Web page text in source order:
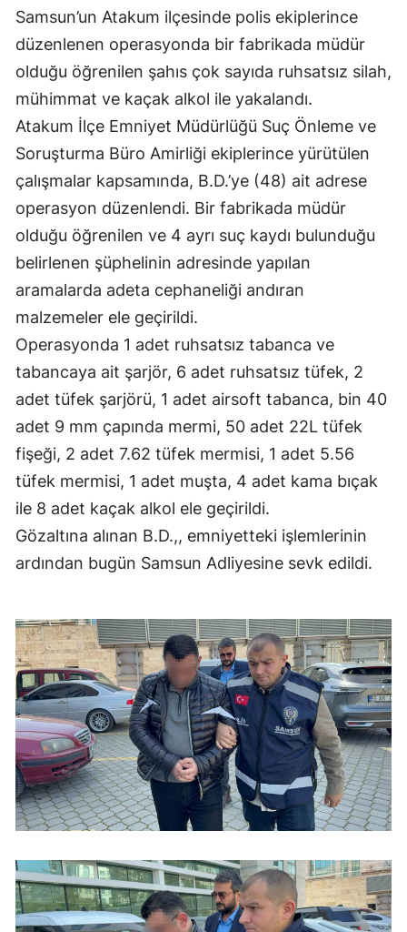
Samsun’un Atakum ilçesinde polis ekiplerince
düzenlenen operasyonda bir fabrikada müdür
olduğu öğrenilen şahıs çok sayıda ruhsatsız silah,
mühimmat ve kaçak alkol ile yakalandı.
Atakum İlçe Emniyet Müdürlüğü Suç Önleme ve
Soruşturma Büro Amirliği ekiplerince yürütülen
çalışmalar kapsamında, B.D.’ye (48) ait adrese
operasyon düzenlendi. Bir fabrikada müdür
olduğu öğrenilen ve 4 ayrı suç kaydı bulunduğu
belirlenen şüphelinin adresinde yapılan
aramalarda adeta cephaneliği andıran
malzemeler ele geçirildi.
Operasyonda 1 adet ruhsatsız tabanca ve
tabancaya ait şarjör, 6 adet ruhsatsız tüfek, 2
adet tüfek şarjörü, 1 adet airsoft tabanca, bin 40
adet 9 mm çapında mermi, 50 adet 22L tüfek
fişeği, 2 adet 7.62 tüfek mermisi, 1 adet 5.56
tüfek mermisi, 1 adet muşta, 4 adet kama bıçak
ile 8 adet kaçak alkol ele geçirildi.
Gözaltına alınan B.D.,, emniyetteki işlemlerinin
ardından bugün Samsun Adliyesine sevk edildi.